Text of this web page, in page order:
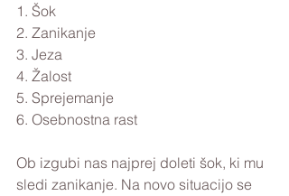
1. Šok
2. Zanikanje
3. Jeza
4. Žalost
5. Sprejemanje
6. Osebnostna rast
Ob izgubi nas najprej doleti šok, ki mu
sledi zanikanje. Na novo situacijo se